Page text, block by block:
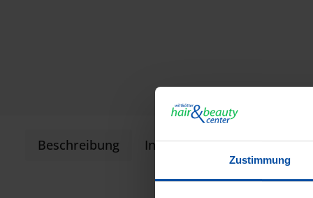
Zustimmung
Beschreibung Informationen zur